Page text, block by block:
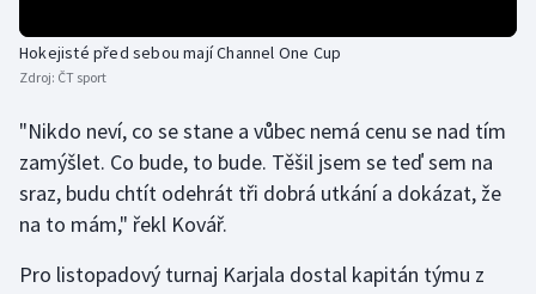
Jezdectví
Judo
Krasobruslení
Lezení
Lyže a snowboard
Hokejisté před sebou mají Channel One Cup
Zdroj: ČT sport
"Nikdo neví, co se stane a vůbec nemá cenu se nad tím
zamýšlet. Co bude, to bude. Těšil jsem se teď sem na
sraz, budu chtít odehrát tři dobrá utkání a dokázat, že
na to mám," řekl Kovář.
Pro listopadový turnaj Karjala dostal kapitán týmu z